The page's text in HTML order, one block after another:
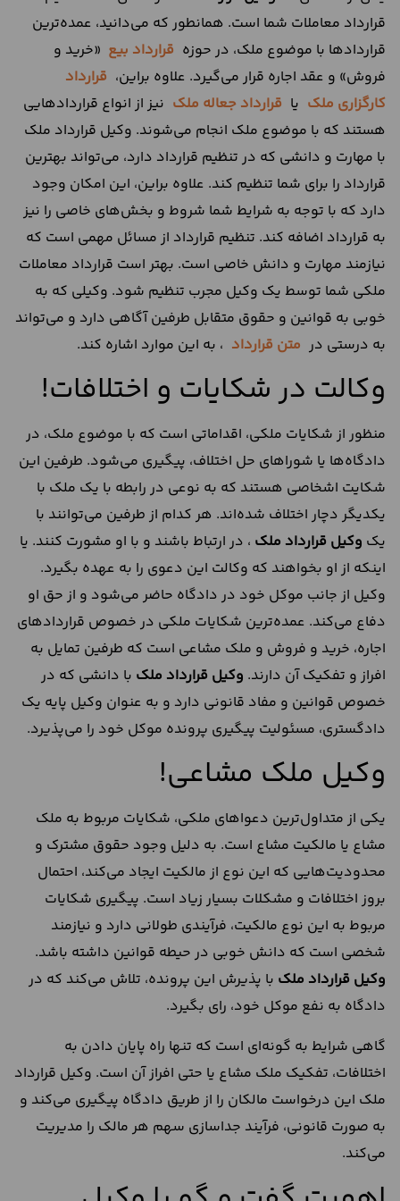
قرارداد معاملات شما است. همانطور که می‌دانید، عمده‌ترین
قراردادها با موضوع ملک، در حوزه قرارداد بیع «خرید و
فروش» و عقد اجاره قرار می‌گیرد. علاوه براین، قرارداد
کارگزاری ملک یا قرارداد جعاله ملک نیز از انواع قراردادهایی
هستند که با موضوع ملک انجام می‌شوند. وکیل قرارداد ملک
با مهارت و دانشی که در تنظیم قرارداد دارد، می‌تواند بهترین
قرارداد را برای شما تنظیم کند. علاوه براین، این امکان وجود
دارد که با توجه به شرایط شما شروط و بخش‌های خاصی را نیز
به قرارداد اضافه کند. تنظیم قرارداد از مسائل مهمی است که
نیازمند مهارت و دانش خاصی است. بهتر است قرارداد معاملات
ملکی شما توسط یک وکیل مجرب تنظیم شود. وکیلی که به
خوبی به قوانین و حقوق متقابل طرفین آگاهی دارد و می‌تواند
به درستی در متن قرارداد ، به این موارد اشاره کند.
وکالت در شکایات و اختلافات!
منظور از شکایات ملکی، اقداماتی است که با موضوع ملک، در
دادگاه‌ها یا شوراهای حل اختلاف، پیگیری می‌شود. طرفین این
شکایت اشخاصی هستند که به نوعی در رابطه با یک ملک با
یکدیگر دچار اختلاف شده‌اند. هر کدام از طرفین می‌توانند با
یک وکیل قرارداد ملک ، در ارتباط باشند و با او مشورت کنند. یا
اینکه از او بخواهند که وکالت این دعوی را به عهده بگیرد.
وکیل از جانب موکل خود در دادگاه حاضر می‌شود و از حق او
دفاع می‌کند. عمده‌ترین شکایات ملکی در خصوص قراردادهای
اجاره، خرید و فروش و ملک مشاعی است که طرفین تمایل به
افراز و تفکیک آن دارند. وکیل قرارداد ملک با دانشی که در
خصوص قوانین و مفاد قانونی دارد و به عنوان وکیل پایه یک
دادگستری، مسئولیت پیگیری پرونده موکل خود را می‌پذیرد.
وکیل ملک مشاعی!
یکی از متداول‌ترین دعوا‌های ملکی، شکایات مربوط به ملک
مشاع یا مالکیت مشاع است. به دلیل وجود حقوق مشترک و
محدودیت‌هایی که این نوع از مالکیت ایجاد می‌کند، احتمال
بروز اختلافات و مشکلات بسیار زیاد است. پیگیری شکایات
مربوط به این نوع مالکیت، فرآیندی طولانی دارد و نیازمند
شخصی است که دانش خوبی در حیطه قوانین داشته باشد.
وکیل قرارداد ملک با پذیرش این پرونده، تلاش می‌کند که در
دادگاه به نفع موکل خود، رای بگیرد.
گاهی شرایط به گونه‌ای است که تنها راه پایان دادن به
اختلافات، تفکیک ملک مشاع یا حتی افراز آن است. وکیل قرارداد
ملک این درخواست مالکان را از طریق دادگاه پیگیری می‌کند و
به صورت قانونی، فرآیند جداسازی سهم هر مالک را مدیریت
می‌کند.